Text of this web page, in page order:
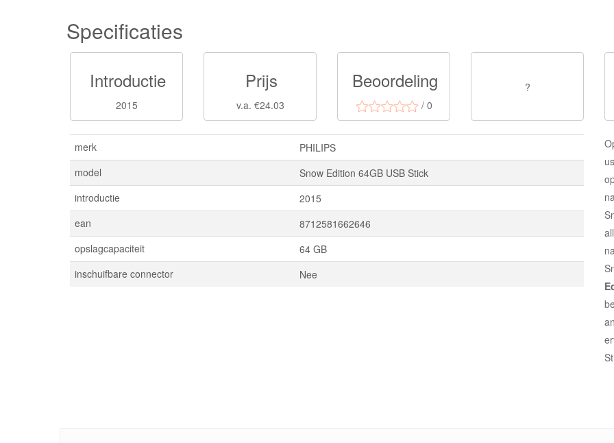
Specificaties
Introductie
2015
Prijs
v.a. €24.03
Beoordeling
/ 0
?
merk
PHILIPS
model
Snow Edition 64GB USB Stick
introductie
2015
ean
8712581662646
opslagcapaciteit
64 GB
inschuifbare connector
Nee